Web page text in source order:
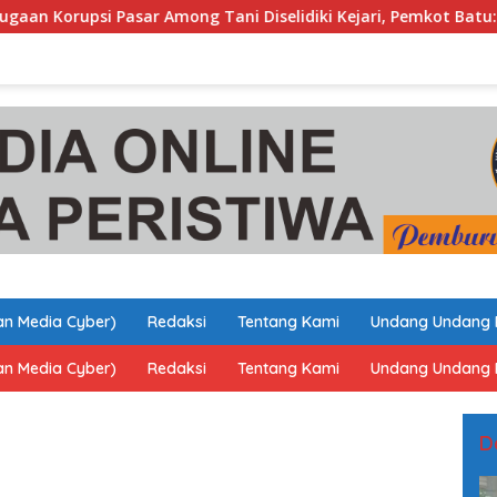
Among Tani Diselidiki Kejari, Pemkot Batu: Bersih-Bersih
Media Cyber) Redaksi Tentang Kami Undang Undang
Media Cyber) Redaksi Tentang Kami Undang Undang